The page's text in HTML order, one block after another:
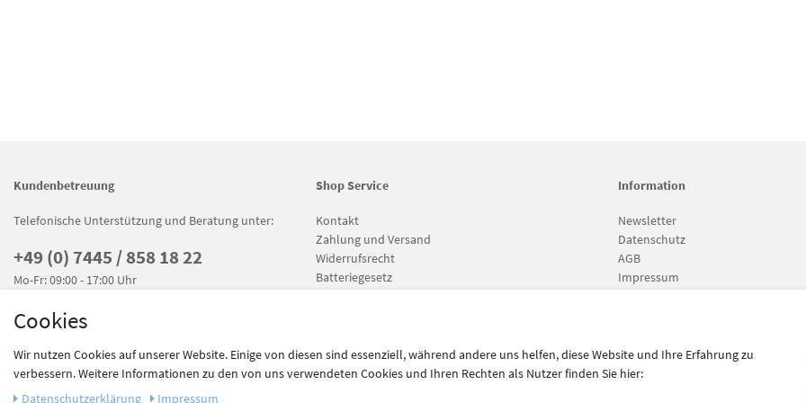
Kundenbetreuung
Telefonische Unterstützung und Beratung unter:
+49 (0) 7445 / 858 18 22
Mo-Fr: 09:00 - 17:00 Uhr
Shop Service
Kontakt
Zahlung und Versand
Widerrufsrecht
Batteriegesetz
Information
Newsletter
Datenschutz
AGB
Impressum
Cookies
Wir nutzen Cookies auf unserer Website. Einige von diesen sind essenziell, während andere uns helfen, diese Website und Ihre Erfahrung zu
verbessern. Weitere Informationen zu den von uns verwendeten Cookies und Ihren Rechten als Nutzer finden Sie hier:
Daten­schutz­erklärung
Impressum